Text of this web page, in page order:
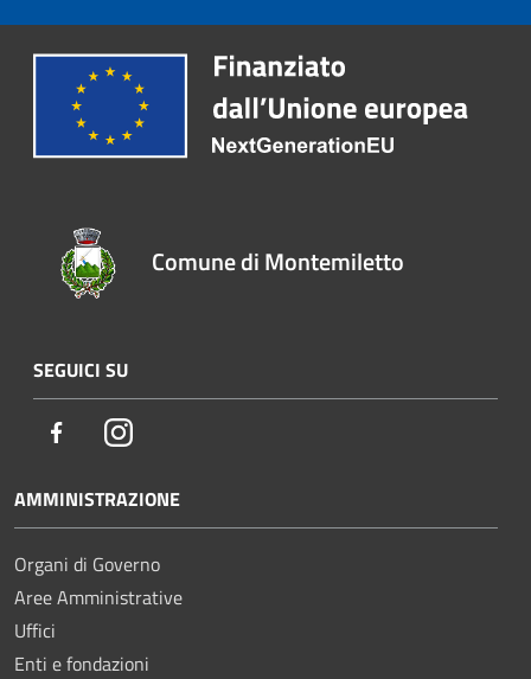
Comune di Montemiletto
SEGUICI SU
FacebookInstagram
AMMINISTRAZIONE
Organi di Governo
Aree Amministrative
Uffici
Enti e fondazioni